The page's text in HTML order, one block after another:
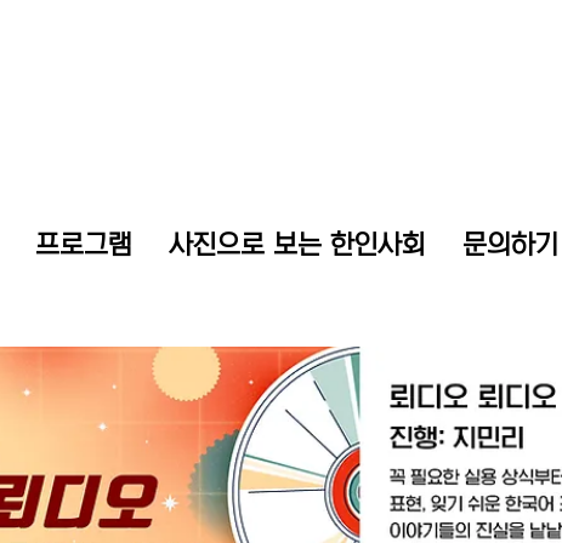
프로그램 사진으로 보는 한인사회 문의하기